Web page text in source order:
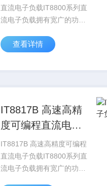
直流电子负载IT8800系列直
流电子负载拥有宽广的功率
流测量速度均达到50KHz，
0.1mV/0.01mA，测试电流
查看详情
IT8817B 高速高精
度可编程直流电子
负载
IT8817B 高速高精度可编程
直流电子负载IT8800系列直
流电子负载拥有宽广的功率